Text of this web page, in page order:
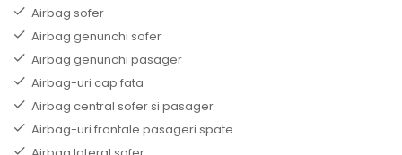
Airbag sofer
Airbag genunchi sofer
Airbag genunchi pasager
Airbag-uri cap fata
Airbag central sofer si pasager
Airbag-uri frontale pasageri spate